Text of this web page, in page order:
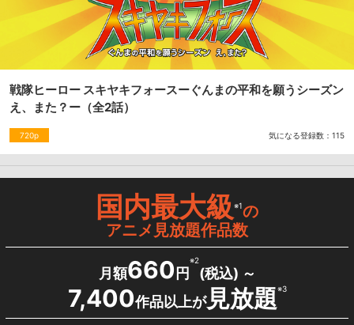
戦隊ヒーロー スキヤキフォースーぐんまの平和を願うシーズン
え、また？ー （全2話）
720p 気になる登録数： 115
国内最大級※1の
アニメ見放題作品数
月額660 円
※2
(税込) ～
7,400作品以上が見放題※3